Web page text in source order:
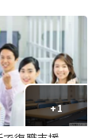
+1